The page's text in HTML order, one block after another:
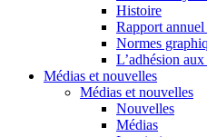
Histoire
Rapport
Normes
L’adhésion
Médias et nouvelles
Médias et nouvelles
Nouvelles
Médias